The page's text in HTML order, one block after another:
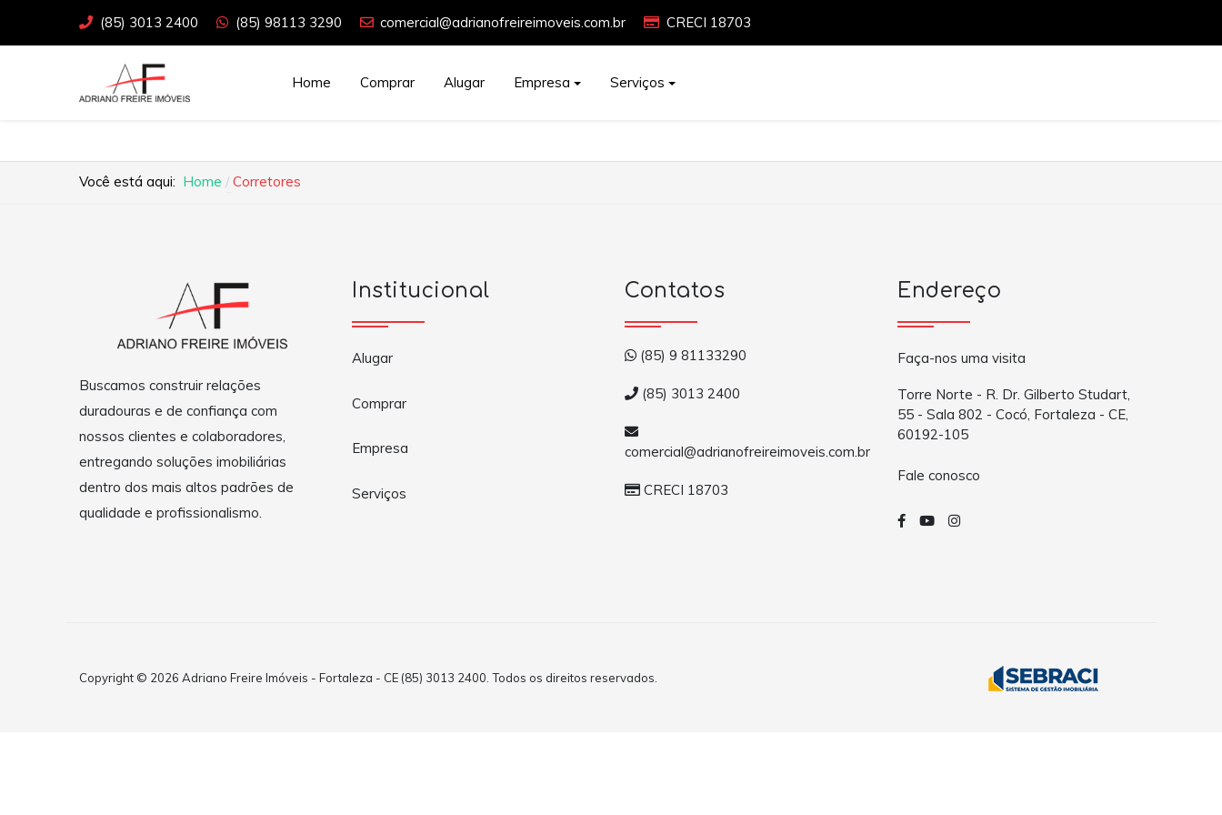
(85) 3013 2400 (85) 98113 3290 comercial@adrianofreireimoveis.com.br CRECI 18703
Home Comprar Alugar Empresa Serviços
Você está aqui: Home Corretores
Buscamos construir relações
duradouras e de confiança com
nossos clientes e colaboradores,
entregando soluções imobiliárias
dentro dos mais altos padrões de
qualidade e profissionalismo.
Institucional
Alugar
Comprar
Empresa
Serviços
Contatos
(85) 9 81133290
(85) 3013 2400
comercial@adrianofreireimoveis.com.br
CRECI 18703
Endereço
Faça-nos uma visita
Torre Norte - R. Dr. Gilberto Studart,
55 - Sala 802 - Cocó, Fortaleza - CE,
60192-105
Fale conosco
Copyright © 2026 Adriano Freire Imóveis - Fortaleza - CE (85) 3013 2400. Todos os direitos reservados.